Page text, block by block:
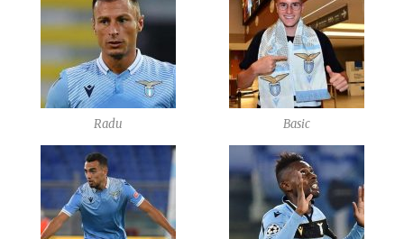
Radu Basic